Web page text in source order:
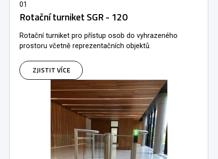
01
Rotační turniket SGR - 120
Rotační turniket pro přístup osob do vyhrazeného
prostoru včetně reprezentačních objektů.
ZJISTIT VÍCE